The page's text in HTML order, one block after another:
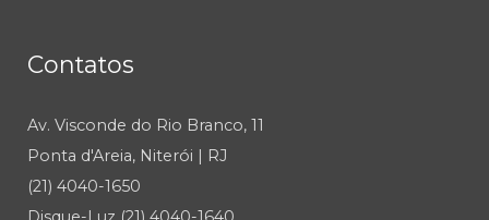
Contatos
Av. Visconde do Rio Branco, 11
Ponta d'Areia, Niterói | RJ
(21) 4040-1650